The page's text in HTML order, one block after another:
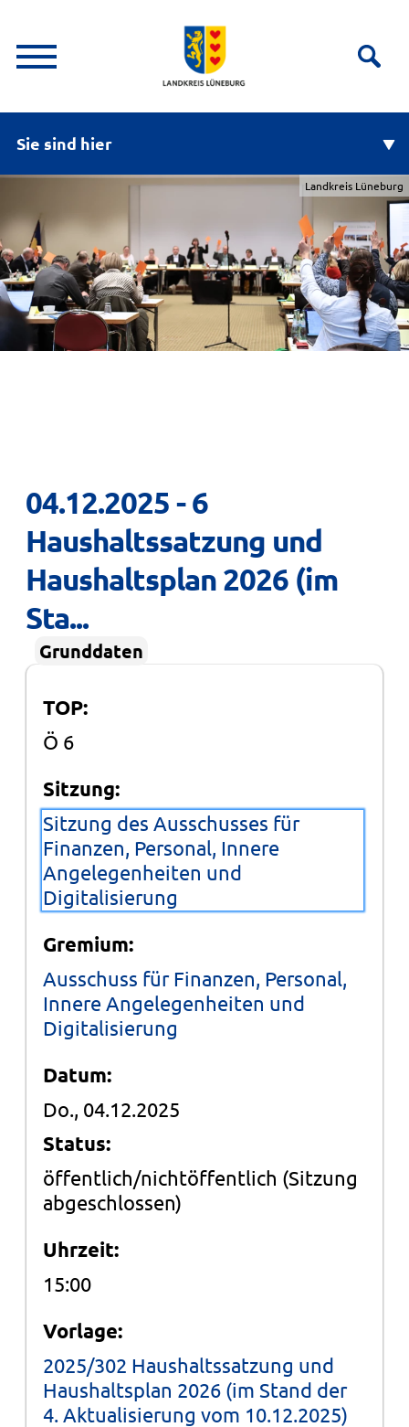
Sie sind hier
Landkreis Lüneburg
04.12.2025 - 6
Haushaltssatzung und
Haushaltsplan 2026 (im
Sta...
Grunddaten
TOP:
Ö 6
Sitzung:
Sitzung des Ausschusses für
Finanzen, Personal, Innere
Angelegenheiten und
Digitalisierung
Gremium:
Ausschuss für Finanzen, Personal,
Innere Angelegenheiten und
Digitalisierung
Datum:
Do., 04.12.2025
Status:
öffentlich/nichtöffentlich (Sitzung
abgeschlossen)
Uhrzeit:
15:00
Vorlage:
2025/302 Haushaltssatzung und
Haushaltsplan 2026 (im Stand der
4. Aktualisierung vom 10.12.2025)